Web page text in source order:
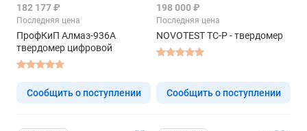
182 177 ₽
Последняя цена
ПрофКиП Алмаз-936А
твердомер цифровой
Сообщить о поступлении
198 000 ₽
Последняя цена
NOVOTEST ТС-Р - твердомер
Сообщить о поступлении